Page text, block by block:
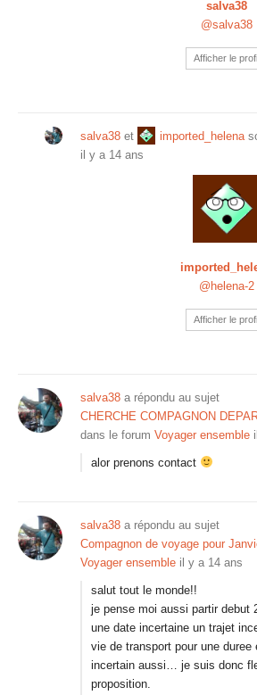
salva38
@salva38
Afficher le
salva38 et imported_helena
il y a 14 ans
@helena-2
Afficher le
salva38 a répondu au sujet
CHERCHE COMPAGNON
dans le forum Voyager ensemble
alor prenons contact
salva38 a répondu au sujet
Compagnon de voyage pour
Voyager ensemble il y a 14 ans
salut tout le monde!!
je pense moi aussi partir debut
une date incertaine un trajet
vie de transport pour une duree
incertain aussi… je suis donc
proposition.